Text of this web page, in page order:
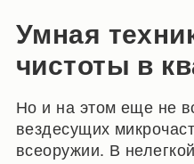
Умная
чистоты в
Но и на этом еще не
вездесущих
всеоружии. В